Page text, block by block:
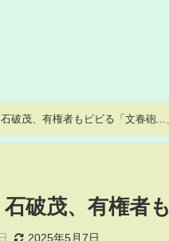
石破茂、有権者もビビる「文春砲...
石破茂、有権者
2025年5月7日